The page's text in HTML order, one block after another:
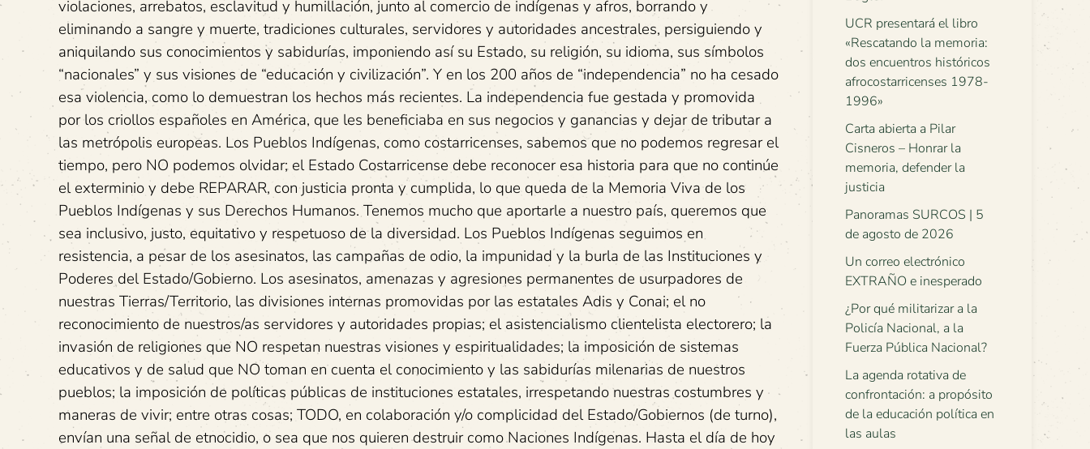
violaciones, arrebatos, esclavitud y humillación, junto al comercio de indígenas y afros, borrando y
eliminando a sangre y muerte, tradiciones culturales, servidores y autoridades ancestrales, persiguiendo y
aniquilando sus conocimientos y sabidurías, imponiendo así su Estado, su religión, su idioma, sus símbolos
“nacionales” y sus visiones de “educación y civilización”. Y en los 200 años de “independencia” no ha cesado
esa violencia, como lo demuestran los hechos más recientes. La independencia fue gestada y promovida
por los criollos españoles en América, que les beneficiaba en sus negocios y ganancias y dejar de tributar a
las metrópolis europeas. Los Pueblos Indígenas, como costarricenses, sabemos que no podemos regresar el
tiempo, pero NO podemos olvidar; el Estado Costarricense debe reconocer esa historia para que no continúe
el exterminio y debe REPARAR, con justicia pronta y cumplida, lo que queda de la Memoria Viva de los
Pueblos Indígenas y sus Derechos Humanos. Tenemos mucho que aportarle a nuestro país, queremos que
sea inclusivo, justo, equitativo y respetuoso de la diversidad. Los Pueblos Indígenas seguimos en
resistencia, a pesar de los asesinatos, las campañas de odio, la impunidad y la burla de las Instituciones y
Poderes del Estado/Gobierno. Los asesinatos, amenazas y agresiones permanentes de usurpadores de
nuestras Tierras/Territorio, las divisiones internas promovidas por las estatales Adis y Conai; el no
reconocimiento de nuestros/as servidores y autoridades propias; el asistencialismo clientelista electorero; la
invasión de religiones que NO respetan nuestras visiones y espiritualidades; la imposición de sistemas
educativos y de salud que NO toman en cuenta el conocimiento y las sabidurías milenarias de nuestros
pueblos; la imposición de políticas públicas de instituciones estatales, irrespetando nuestras costumbres y
maneras de vivir; entre otras cosas; TODO, en colaboración y/o complicidad del Estado/Gobiernos (de turno),
envían una señal de etnocidio, o sea que nos quieren destruir como Naciones Indígenas. Hasta el día de hoy
UCR presentará el libro
«Rescatando la memoria:
dos encuentros históricos
afrocostarricenses 1978-
1996»
Carta abierta a Pilar
Cisneros – Honrar la
memoria, defender la
justicia
Panoramas SURCOS | 5
de agosto de 2026
Un correo electrónico
EXTRAÑO e inesperado
¿Por qué militarizar a la
Policía Nacional, a la
Fuerza Pública Nacional?
La agenda rotativa de
confrontación: a propósito
de la educación política en
las aulas